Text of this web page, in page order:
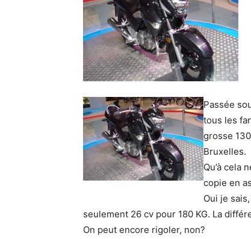
Passée
tous les
grosse
Bruxelles.
Qu’à cela
copie en
Oui je
seulement 26 cv pour 180 KG. La
On peut encore rigoler, non?